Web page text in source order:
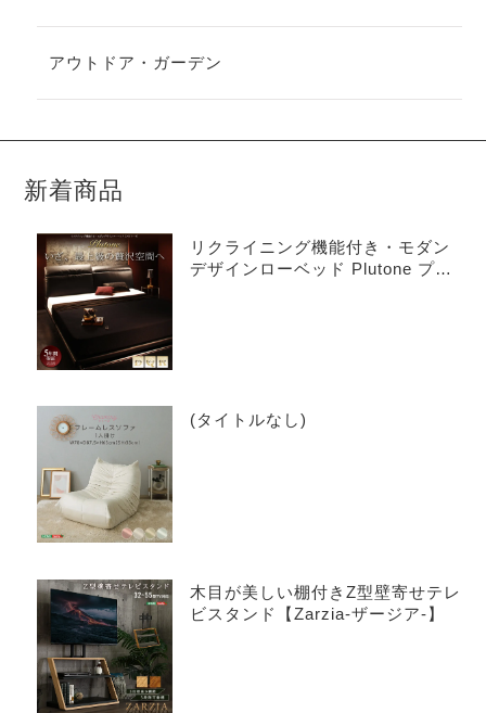
アウトドア・ガーデン
新着商品
リクライニング機能付き・モダン
デザインローベッド Plutone プル
(タイトルなし)
木目が美しい棚付きZ型壁寄せテレ
ビスタンド【Zarzia-ザージア-】